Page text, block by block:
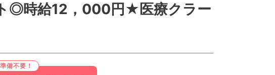
ト◎時給12，000円★医療クラー